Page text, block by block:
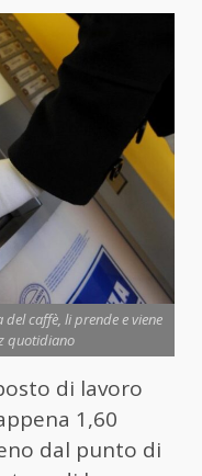
caffè, li prende e viene
quotidiano
di lavoro
1,60
dal punto di